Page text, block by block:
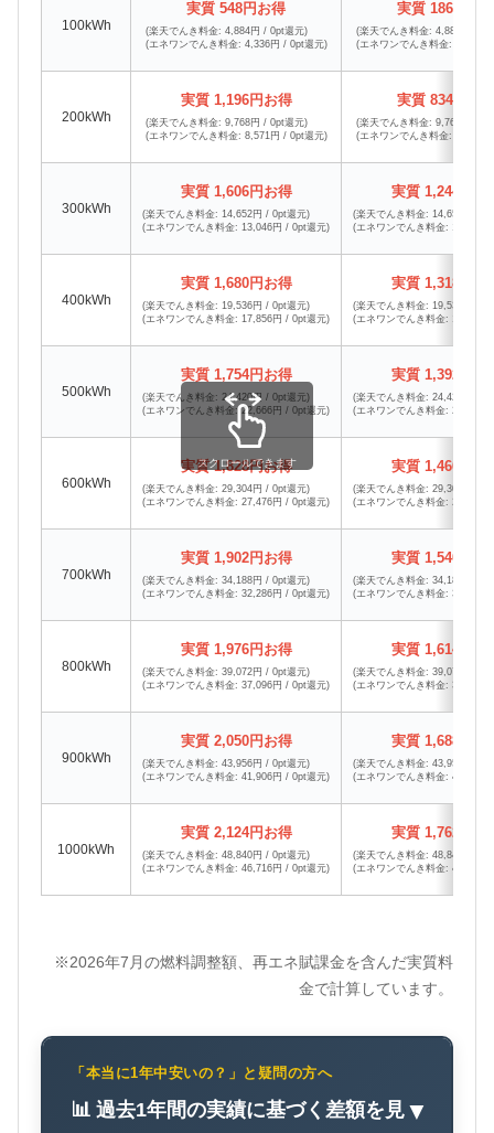
100kWh
実質 548円お得
(楽天でんき料金: 4,884円 / 0pt還元)
(エネワンでんき料金: 4,336円 / 0pt還元)
実質 186円お
(楽天でんき料金: 4,884円 /
(エネワンでんき料金: 4,698円
200kWh
実質 1,196円お得
(楽天でんき料金: 9,768円 / 0pt還元)
(エネワンでんき料金: 8,571円 / 0pt還元)
実質 834円お
(楽天でんき料金: 9,768円 /
(エネワンでんき料金: 8,933円
300kWh
実質 1,606円お得
(楽天でんき料金: 14,652円 / 0pt還元)
(エネワンでんき料金: 13,046円 / 0pt還元)
実質 1,244円お
(楽天でんき料金: 14,652円 /
(エネワンでんき料金: 13,408
400kWh
実質 1,680円お得
(楽天でんき料金: 19,536円 / 0pt還元)
(エネワンでんき料金: 17,856円 / 0pt還元)
実質 1,318円お
(楽天でんき料金: 19,536円 /
(エネワンでんき料金: 18,218
500kWh
実質 1,754円お得
(楽天でんき料金: 24,420円 / 0pt還元)
(エネワンでんき料金: 22,666円 / 0pt還元)
実質 1,392円お
(楽天でんき料金: 24,420円 /
(エネワンでんき料金: 23,028
600kWh
実質 1,828円お得
(楽天でんき料金: 29,304円 / 0pt還元)
(エネワンでんき料金: 27,476円 / 0pt還元)
実質 1,466円お
(楽天でんき料金: 29,304円 /
(エネワンでんき料金: 27,838
700kWh
実質 1,902円お得
(楽天でんき料金: 34,188円 / 0pt還元)
(エネワンでんき料金: 32,286円 / 0pt還元)
実質 1,540円お
(楽天でんき料金: 34,188円 /
(エネワンでんき料金: 32,648
800kWh
実質 1,976円お得
(楽天でんき料金: 39,072円 / 0pt還元)
(エネワンでんき料金: 37,096円 / 0pt還元)
実質 1,614円お
(楽天でんき料金: 39,072円 /
(エネワンでんき料金: 37,458
900kWh
実質 2,050円お得
(楽天でんき料金: 43,956円 / 0pt還元)
(エネワンでんき料金: 41,906円 / 0pt還元)
実質 1,688円お
(楽天でんき料金: 43,956円 /
(エネワンでんき料金: 42,268
1000kWh
実質 2,124円お得
(楽天でんき料金: 48,840円 / 0pt還元)
(エネワンでんき料金: 46,716円 / 0pt還元)
実質 1,762円お
(楽天でんき料金: 48,840円 /
(エネワンでんき料金: 47,078
スクロールできます
※2026年7月の燃料調整額、再エネ賦課金を含んだ実質料
金で計算しています。
「本当に1年中安いの？」と疑問の方へ
📊 過去1年間の実績に基づく差額を見▼